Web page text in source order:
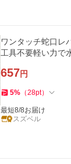
ワンタッチ蛇口レ
工具不要軽い力で
657円
5% （28pt）
最短8/8お届け
スズベル